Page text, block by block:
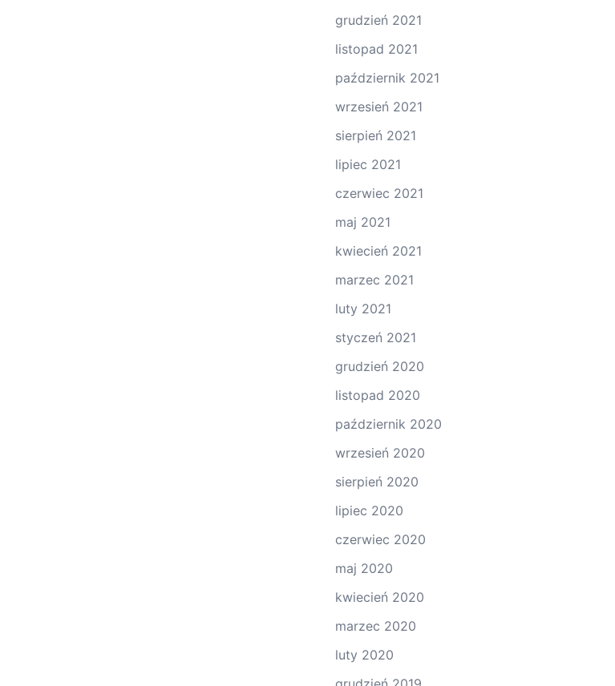
grudzień 2021
listopad 2021
październik 2021
wrzesień 2021
sierpień 2021
lipiec 2021
czerwiec 2021
maj 2021
kwiecień 2021
marzec 2021
luty 2021
styczeń 2021
grudzień 2020
listopad 2020
październik 2020
wrzesień 2020
sierpień 2020
lipiec 2020
czerwiec 2020
maj 2020
kwiecień 2020
marzec 2020
luty 2020